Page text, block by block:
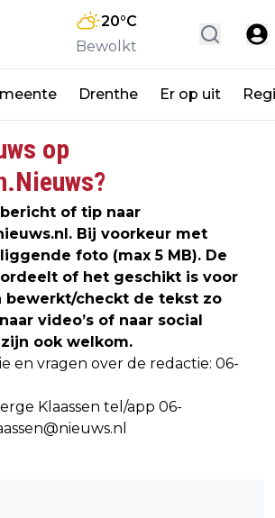
20°C
Bewolkt
Drenthe Er op uit
op
of tip naar
. Bij voorkeur met
foto (max 5 MB). De
of het geschikt is voor
bewerkt/checkt de tekst zo
video’s of naar social
ook welkom.
en vragen over de redactie: 06-
Klaassen tel/app 06-